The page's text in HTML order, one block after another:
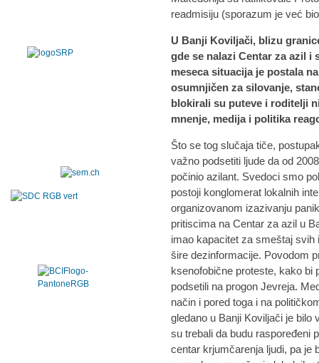
readmisiju (sporazum je već
U Banji Koviljači, blizu
gde se nalazi Centar za azil i
meseca situacija je postala
osumnjičen za silovanje,
blokirali su puteve i roditelji
mnenje, medija i politika
Što se tog slučaja tiče,
važno podsetiti ljude da od
počinio azilant. Svedoci smo
postoji konglomerat lokalnih
organizovanom izazivanju
pritiscima na Centar za azil u
imao kapacitet za smeštaj svih
šire dezinformacije. Povodom
ksenofobične proteste, kako bi
podsetili na progon Jevreja.
način i pored toga i na
gledano u Banji Koviljači je bilo
su trebali da budu raspoređeni
centar krjumčarenja ljudi, pa je